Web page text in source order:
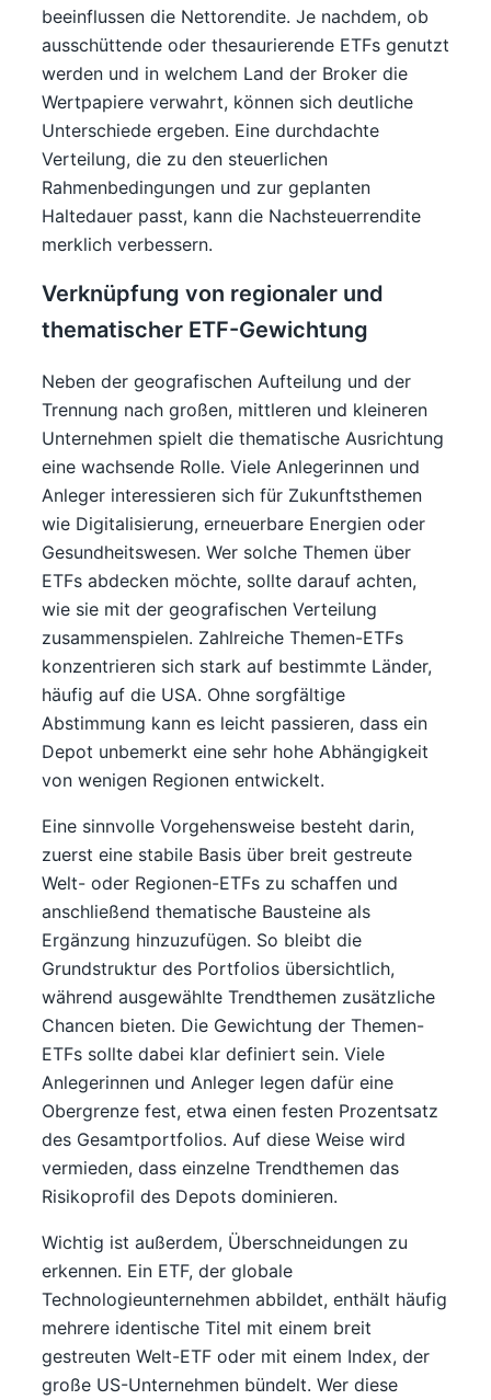
beeinflussen die Nettorendite. Je nachdem, ob
ausschüttende oder thesaurierende ETFs genutzt
werden und in welchem Land der Broker die
Wertpapiere verwahrt, können sich deutliche
Unterschiede ergeben. Eine durchdachte
Verteilung, die zu den steuerlichen
Rahmenbedingungen und zur geplanten
Haltedauer passt, kann die Nachsteuerrendite
merklich verbessern.
Verknüpfung von regionaler und
thematischer ETF-Gewichtung
Neben der geografischen Aufteilung und der
Trennung nach großen, mittleren und kleineren
Unternehmen spielt die thematische Ausrichtung
eine wachsende Rolle. Viele Anlegerinnen und
Anleger interessieren sich für Zukunftsthemen
wie Digitalisierung, erneuerbare Energien oder
Gesundheitswesen. Wer solche Themen über
ETFs abdecken möchte, sollte darauf achten,
wie sie mit der geografischen Verteilung
zusammenspielen. Zahlreiche Themen-ETFs
konzentrieren sich stark auf bestimmte Länder,
häufig auf die USA. Ohne sorgfältige
Abstimmung kann es leicht passieren, dass ein
Depot unbemerkt eine sehr hohe Abhängigkeit
von wenigen Regionen entwickelt.
Eine sinnvolle Vorgehensweise besteht darin,
zuerst eine stabile Basis über breit gestreute
Welt- oder Regionen-ETFs zu schaffen und
anschließend thematische Bausteine als
Ergänzung hinzuzufügen. So bleibt die
Grundstruktur des Portfolios übersichtlich,
während ausgewählte Trendthemen zusätzliche
Chancen bieten. Die Gewichtung der Themen-
ETFs sollte dabei klar definiert sein. Viele
Anlegerinnen und Anleger legen dafür eine
Obergrenze fest, etwa einen festen Prozentsatz
des Gesamtportfolios. Auf diese Weise wird
vermieden, dass einzelne Trendthemen das
Risikoprofil des Depots dominieren.
Wichtig ist außerdem, Überschneidungen zu
erkennen. Ein ETF, der globale
Technologieunternehmen abbildet, enthält häufig
mehrere identische Titel mit einem breit
gestreuten Welt-ETF oder mit einem Index, der
große US-Unternehmen bündelt. Wer diese